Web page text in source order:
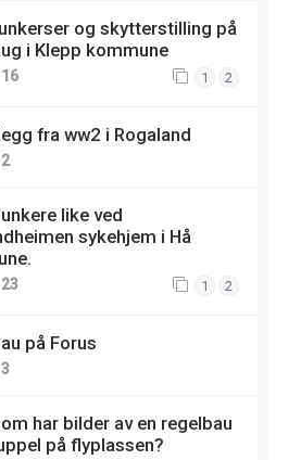
og skytterstilling på
i Klepp kommune
16 1 2
fra ww2 i Rogaland
2
like ved
sykehjem i Hå
23 1 2
på Forus
3
har bilder av en regelbau
på flyplassen?